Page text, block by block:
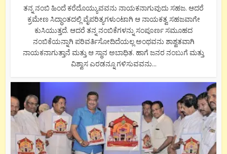
ತನ್ನ ನಂಬಿ ಹಿಂದೆ ಕರೆದೊಯ್ಯುವವನು ನಾಯಕನಾಗುವುದು ಸಹಜ. ಆದರೆ
ಕ್ರಮೇಣ ಸಿದ್ಧಾಂತದಲ್ಲಿ ವೈಪರಿತ್ಯಗಳುಂಟಾಗಿ ಆ ನಾಯಕತ್ವ ಸಹಜವಾಗೇ
ಕುಸಿಯುತ್ತದೆ. ಆದರೆ ತನ್ನ ನಂಬಿಕೆಗಳನ್ನು ಸಂಪೂರ್ಣ ಸಮೂಹದ
ನಂಬಿಕೆಯನ್ನಾಗಿ ಪರಿವರ್ತಿಸೋದಿದೆಯಲ್ಲ ಅಂಥವನು ಶಾಶ್ವತವಾಗಿ
ನಾಯಕನಾಗುತ್ತಾನೆ ಮತ್ತು ಆ ಸ್ಥಾನ ಅಬಾಧಿತ. ಹಾಗೆ ಜನರ ನಂಬುಗೆ ಮತ್ತು
ವಿಶ್ವಾಸ ಎರಡನ್ನೂ ಗಳಿಸುವವನು...